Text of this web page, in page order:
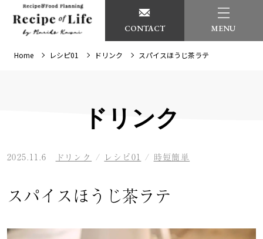
CONTACT MENU
Home レシピ01 ドリンク スパイスほうじ茶ラテ
ドリンク
2025.11.6 ドリンク / レシピ01 / 時短簡単
スパイスほうじ茶ラテ